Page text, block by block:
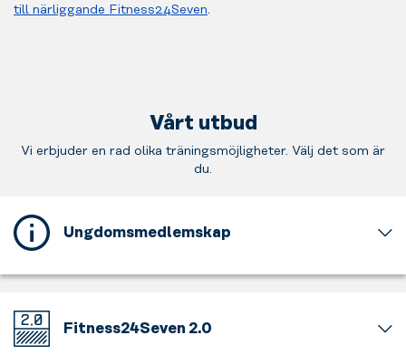
till närliggande Fitness24Seven.
Vårt utbud
Vi erbjuder en rad olika träningsmöjligheter. Välj det som är
du.
Ungdomsmedlemskap
gym
ett
ungdomsmedlemskap
Fitness24Seven 2.0